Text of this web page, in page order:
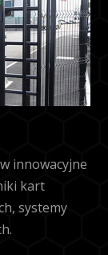
innowacyjne
kart
systemy